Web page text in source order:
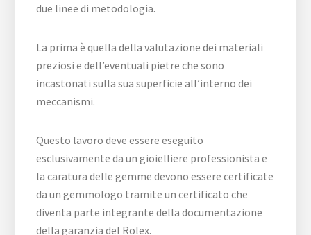
due linee di metodologia.
La prima è quella della valutazione dei materiali
preziosi e dell’eventuali pietre che sono
incastonati sulla sua superficie all’interno dei
meccanismi.
Questo lavoro deve essere eseguito
esclusivamente da un gioielliere professionista e
la caratura delle gemme devono essere certificate
da un gemmologo tramite un certificato che
diventa parte integrante della documentazione
della garanzia del Rolex.